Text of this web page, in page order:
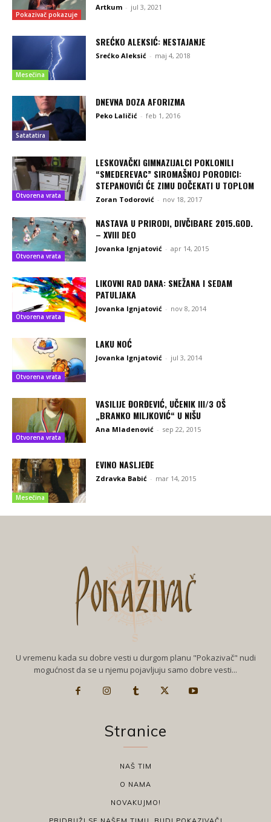
Pokazivač pokazuje
Artkum - jul 3, 2021
Mesečina
SREĆKO ALEKSIĆ: NESTAJANJE
Srećko Aleksić - maj 4, 2018
Satatatira
DNEVNA DOZA AFORIZMA
Peko Laličić - feb 1, 2016
Otvorena vrata
LESKOVAČKI GIMNAZIJALCI POKLONILI
“SMEDEREVAC” SIROMAŠNOJ PORODICI:
STEPANOVIĆI ĆE ZIMU DOČEKATI U TOPLOM
Zoran Todorović - nov 18, 2017
Otvorena vrata
NASTAVA U PRIRODI, DIVČIBARE 2015.GOD.
– XVIII DEO
Jovanka Ignjatović - apr 14, 2015
Otvorena vrata
LIKOVNI RAD DANA: SNEŽANA I SEDAM
PATULJAKA
Jovanka Ignjatović - nov 8, 2014
Otvorena vrata
LAKU NOĆ
Jovanka Ignjatović - jul 3, 2014
Otvorena vrata
VASILIJE ĐORĐEVIĆ, UČENIK III/3 OŠ
„BRANKO MILJKOVIĆ“ U NIŠU
Ana Mladenović - sep 22, 2015
Mesečina
EVINO NASLJEĐE
Zdravka Babić - mar 14, 2015
U vremenu kada su dobre vesti u durgom planu "Pokazivač" nudi
mogućnost da se u njemu pojavljuju samo dobre vesti...
Stranice
NAŠ TIM
O NAMA
NOVAKUJMO!